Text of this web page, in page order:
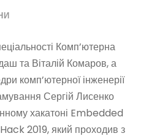
Комп’ютерна
та Віталій Комаров, а
комп’ютерної інженерії
Сергій Лисенко
хакатоні Embedded
2019, який проходив з